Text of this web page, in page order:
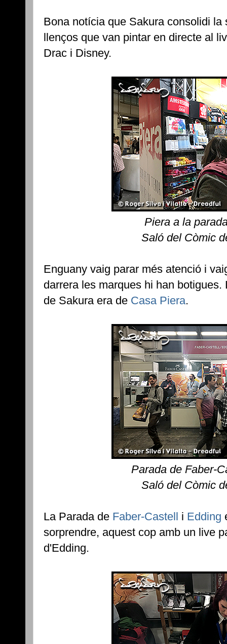
Bona notícia que Sakura consolidi
llenços que van pintar en directe al
Drac i Disney.
Piera a la
Saló del Còmic
Enguany vaig parar més atenció i
darrera les marques hi han
de Sakura era de Casa Piera.
Parada de Faber-
Saló del Còmic
La Parada de Faber-Castell i Edding
sorprendre, aquest cop amb un live
d'Edding.